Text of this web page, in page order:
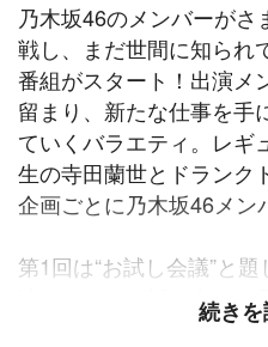
乃木坂46のメンバーがさ
戦し、まだ世間に知られ
番組がスタート！出演メ
留まり、新たな仕事を手
ていくバラエティ。レギ
生の寺田蘭世とドランク
企画ごとに乃木坂46メン
第1回は“お試し会議”と
演メンバーが話し合う。
藤純奈、渡辺みり愛、吉
続き